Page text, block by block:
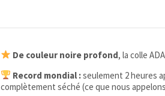
De couleur noire profond, la colle
Record mondial :seulement 2 heures
complètement séché (ce que nous